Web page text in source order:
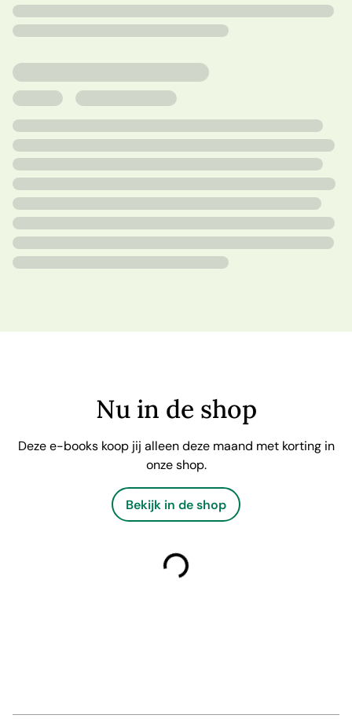
Nu in de shop
Deze e-books koop jij alleen deze maand met korting in
onze shop.
Bekijk in de shop
laden